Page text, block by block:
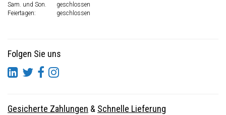
Sam. und Son.
geschlossen
Feiertagen:
geschlossen
Folgen Sie uns
Gesicherte Zahlungen & Schnelle Lieferung